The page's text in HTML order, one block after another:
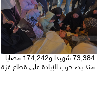
73,384 شهيدا و174,242 مصابا
منذ بدء حرب الإبادة على قطاع غزة